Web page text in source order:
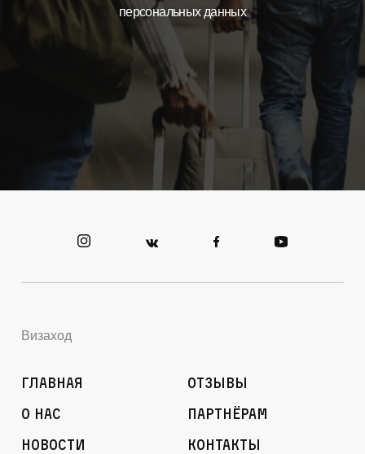
персональных данных
Визаход
Главная
О нас
Новости
Отзывы
Партнёрам
Контакты